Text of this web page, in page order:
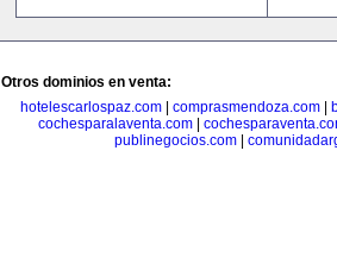
Otros dominios en venta:
hotelescarlospaz.com| comprasmendoza.com|
cochesparalaventa.com
publinegocios.com|